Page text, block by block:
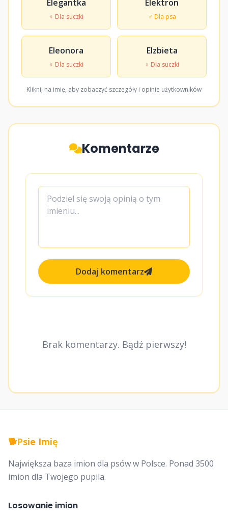
Elegantka
♀ Dla suczki
Elektron
♂ Dla psa
Eleonora
♀ Dla suczki
Elzbieta
♀ Dla suczki
Kliknij na imię, aby zobaczyć szczegóły i opinie użytkowników
Komentarze
Dodaj komentarz
Brak komentarzy. Bądź pierwszy!
🐕Psie Imię
Największa baza imion dla psów w Polsce. Ponad 3500
imion dla Twojego pupila.
Losowanie imion